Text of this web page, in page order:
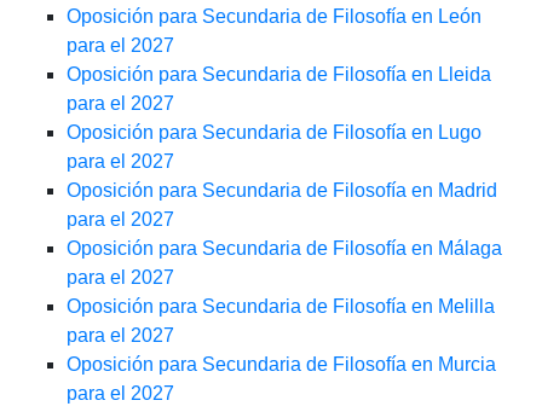
Oposición para Secundaria de Filosofía en León
para el 2027
Oposición para Secundaria de Filosofía en Lleida
para el 2027
Oposición para Secundaria de Filosofía en Lugo
para el 2027
Oposición para Secundaria de Filosofía en Madrid
para el 2027
Oposición para Secundaria de Filosofía en Málaga
para el 2027
Oposición para Secundaria de Filosofía en Melilla
para el 2027
Oposición para Secundaria de Filosofía en Murcia
para el 2027